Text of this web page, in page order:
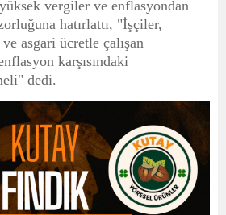
vergiler ve enflasyondan
hatırlattı, "İşçiler,
asgari ücretle çalışan
karşısındaki
dedi.